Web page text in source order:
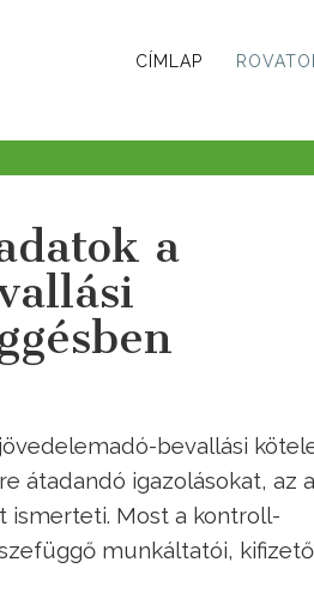
CÍMLAP
a
bevallási
átadandó igazolásokat, az
ismerteti. Most a kontroll-
munkáltatói,